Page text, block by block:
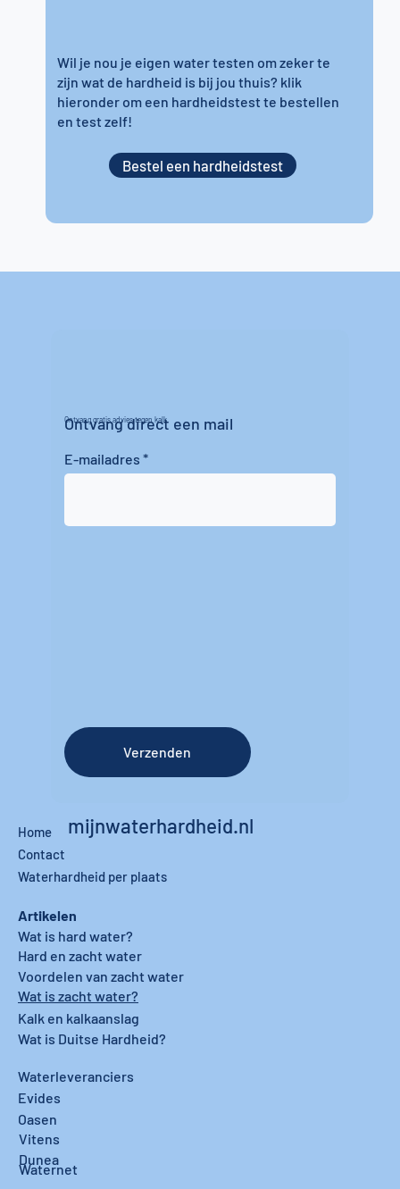
Wil je nou je eigen water testen om zeker te
zijn wat de hardheid is bij jou thuis? klik
hieronder om een hardheidstest te bestellen
en test zelf!
Bestel een hardheidstest
Ontvang gratis advies tegen kalk
Ontvang direct een mail
E-mailadres
Verzenden
mijnwaterhardheid.nl
Home
Contact
Waterhardheid per plaats
Waterleveranciers
Evides
Oasen
Vitens
Dunea
Waternet
Artikelen
Wat is hard water?
Hard en zacht water
Wat is zacht water?
Voordelen van zacht water
Kalk en kalkaanslag
Wat is Duitse Hardheid?